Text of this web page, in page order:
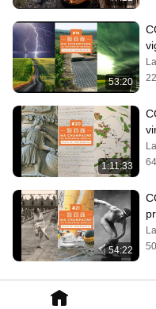
53:20
1:11:33
54:22